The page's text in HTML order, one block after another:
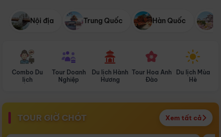
Nội địa Trung Quốc Hàn Quốc
Combo Du
lịch
Tour Doanh
Nghiệp
Du lịch Hành
Hương
Tour Hoa Anh
Đào
Du lịch Mùa
Hè
TOUR GIỜ CHÓT Xem tất cả
Điểm nổi bật